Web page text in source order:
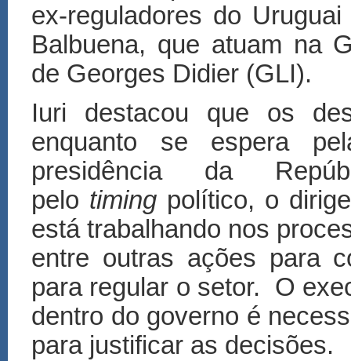
ex-reguladores do
Balbuena, que atuam na
de Georges Didier (GLI).
Iuri destacou que os
enquanto se espera
presidência da
pelo timing político, o
está trabalhando nos
entre outras ações para
para regular o setor. O
dentro do governo é
para justificar as decisões.